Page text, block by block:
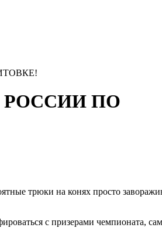
РОССИИ ПО
трюки на конях просто
с призерами чемпионата,